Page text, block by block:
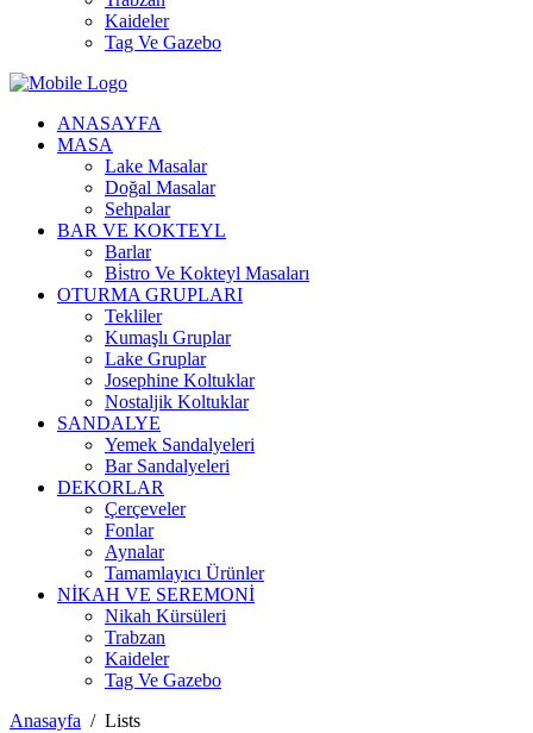
Kaideler
Tag Ve Gazebo
ANASAYFA
MASA
Lake Masalar
Doğal Masalar
Sehpalar
BAR VE KOKTEYL
Barlar
Bi̇stro Ve Kokteyl Masaları
OTURMA GRUPLARI
Tekliler
Kumaşlı Gruplar
Lake Gruplar
Josephine Koltuklar
Nostaljik Koltuklar
SANDALYE
Yemek Sandalyeleri
Bar Sandalyeleri
DEKORLAR
Çerçeveler
Fonlar
Aynalar
Tamamlayıcı Ürünler
NİKAH VE SEREMONİ
Nikah Kürsüleri
Trabzan
Kaideler
Tag Ve Gazebo
Anasayfa / Lists